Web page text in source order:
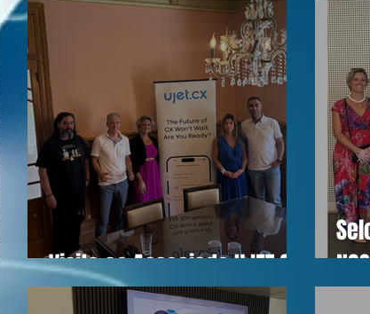
Visita ao Associado UJET CX